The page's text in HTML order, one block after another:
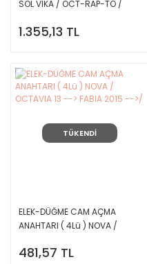
SOL VIKA / OCT-RAP-TO /
1.355,13 TL
TÜKENDİ
ELEK-DÜĞME CAM AÇMA
ANAHTARI ( 4Lü ) NOVA /
>/
481,57 TL